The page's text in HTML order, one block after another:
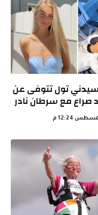
تول تتوفى عن